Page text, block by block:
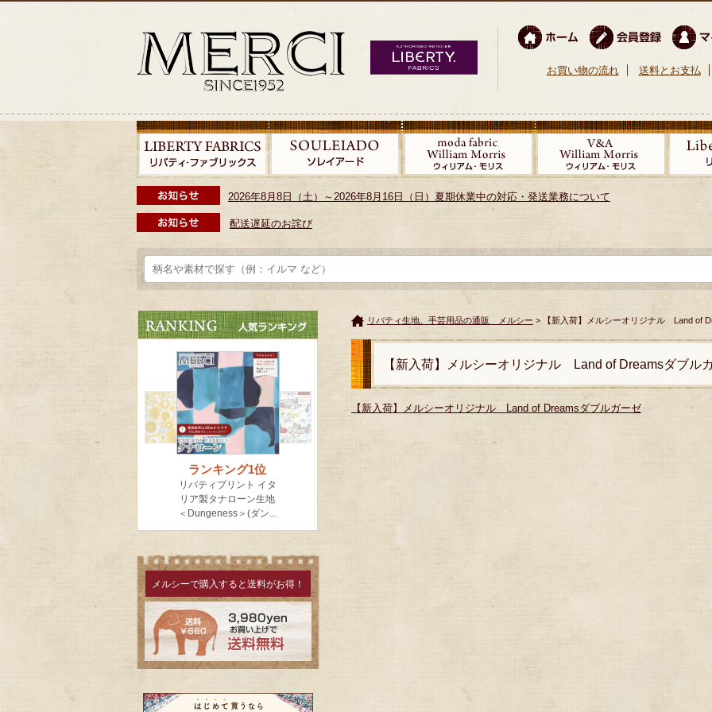
お買い物の流れ 送料とお支払
2026年8月8日（土）～2026年8月16日（日）夏期休業中の対応・発送業務について
配送遅延のお詫び
メルシーで購入すると送料がお得！
リバティ生地、手芸用品の通販 メルシー > 【新入荷】メルシーオリジナル Land of
【新入荷】メルシーオリジナル Land of Dreamsダブル
【新入荷】メルシーオリジナル Land of Dreamsダブルガーゼ